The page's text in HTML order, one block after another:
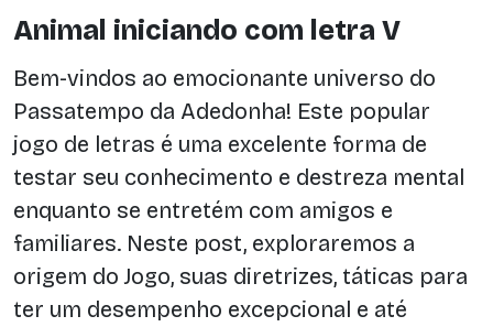
Animal iniciando com letra V
Bem-vindos ao emocionante universo do
Passatempo da Adedonha! Este popular
jogo de letras é uma excelente forma de
testar seu conhecimento e destreza mental
enquanto se entretém com amigos e
familiares. Neste post, exploraremos a
origem do Jogo, suas diretrizes, táticas para
ter um desempenho excepcional e até